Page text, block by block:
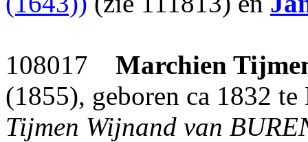
108017 Marchien
(1855), geboren ca 1832
Tijmen Wijnand van